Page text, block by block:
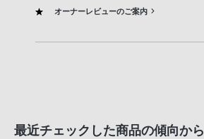
オーナーレビューのご案内
最近チェックした商品の傾向から